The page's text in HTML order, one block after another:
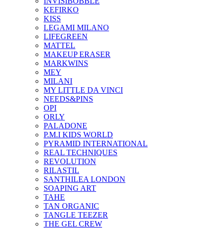
KEFIRKO
KISS
LEGAMI MILANO
LIFEGREEN
MATTEL
MAKEUP ERASER
MARKWINS
MEY
MILANI
MY LITTLE DA VINCI
NEEDS&PINS
OPI
ORLY
PALADONE
P.M.I KIDS WORLD
PYRAMID INTERNATIONAL
REAL TECHNIQUES
REVOLUTION
RILASTIL
SANTHILEA LONDON
SOAPING ART
TAHE
TAN ORGANIC
TANGLE TEEZER
THE GEL CREW